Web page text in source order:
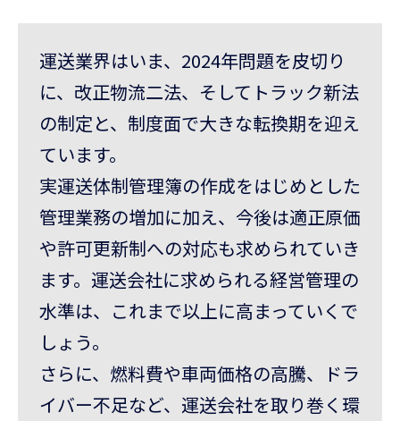
運送業界はいま、2024年問題を皮切り
に、改正物流二法、そしてトラック新法
の制定と、制度面で大きな転換期を迎え
ています。
実運送体制管理簿の作成をはじめとした
管理業務の増加に加え、今後は適正原価
や許可更新制への対応も求められていき
ます。運送会社に求められる経営管理の
水準は、これまで以上に高まっていくで
しょう。
さらに、燃料費や車両価格の高騰、ドラ
イバー不足など、運送会社を取り巻く環